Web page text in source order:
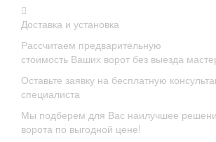
Доставка и установка
Рассчитаем предварительную
стоимость Ваших ворот без выезда
Оставьте заявку на бесплатную
специалиста
Мы подберем для Вас наилучшее
ворота по выгодной цене!